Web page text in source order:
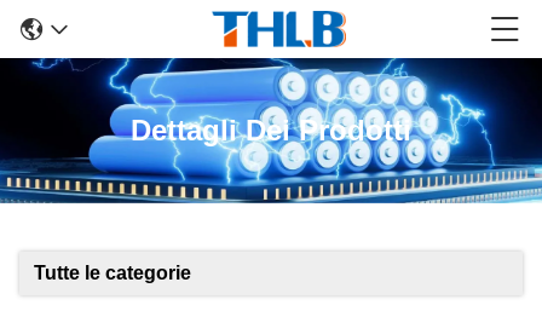
Dettagli Dei Prodotti
Tutte le categorie